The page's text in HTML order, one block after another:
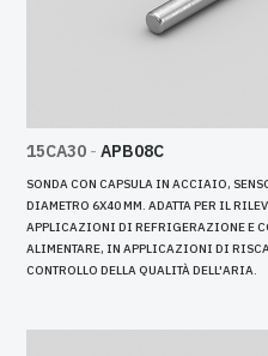
15CA30 - APB08C
SONDA CON CAPSULA IN ACCIAIO,
DIAMETRO 6X40 MM. ADATTA PER IL
APPLICAZIONI DI REFRIGERAZIONE E
ALIMENTARE, IN APPLICAZIONI DI
CONTROLLO DELLA QUALITÀ DELL'ARIA.